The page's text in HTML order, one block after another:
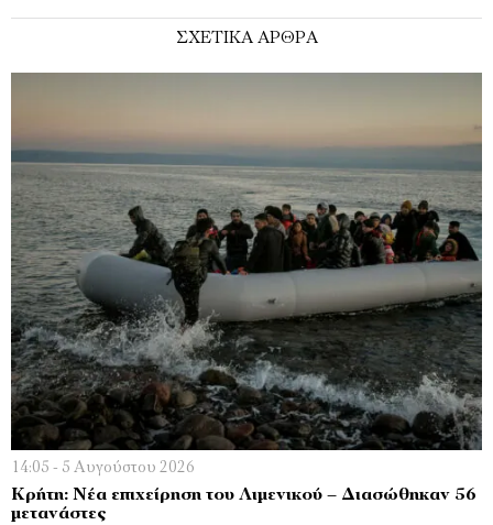
ΣΧΕΤΙΚΑ ΑΡΘΡΑ
14:05 - 5 Αυγούστου 2026
Κρήτη: Νέα επιχείρηση του Λιμενικού – Διασώθηκαν 56
μετανάστες